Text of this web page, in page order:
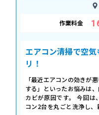
作業料金
エアコン清掃で空
リ！
「最近エアコンの効きが
する」といったお悩みは
カビが原因です。 今回は
コン2台を丸ごと洗浄し